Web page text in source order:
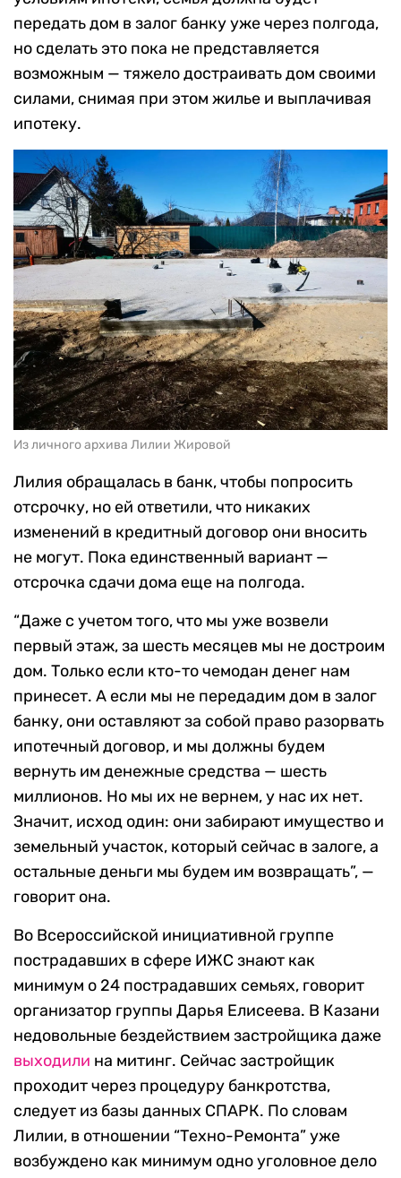
передать дом в залог банку уже через полгода,
но сделать это пока не представляется
возможным — тяжело достраивать дом своими
силами, снимая при этом жилье и выплачивая
ипотеку.
Из личного архива Лилии Жировой
Лилия обращалась в банк, чтобы попросить
отсрочку, но ей ответили, что никаких
изменений в кредитный договор они вносить
не могут. Пока единственный вариант —
отсрочка сдачи дома еще на полгода.
“Даже с учетом того, что мы уже возвели
первый этаж, за шесть месяцев мы не достроим
дом. Только если кто-то чемодан денег нам
принесет. А если мы не передадим дом в залог
банку, они оставляют за собой право разорвать
ипотечный договор, и мы должны будем
вернуть им денежные средства — шесть
миллионов. Но мы их не вернем, у нас их нет.
Значит, исход один: они забирают имущество и
земельный участок, который сейчас в залоге, а
остальные деньги мы будем им возвращать”, —
говорит она.
Во Всероссийской инициативной группе
пострадавших в сфере ИЖС знают как
минимум о 24 пострадавших семьях, говорит
организатор группы Дарья Елисеева. В Казани
недовольные бездействием застройщика даже
выходили на митинг. Сейчас застройщик
проходит через процедуру банкротства,
следует из базы данных СПАРК. По словам
Лилии, в отношении “Техно-Ремонта” уже
возбуждено как минимум одно уголовное дело